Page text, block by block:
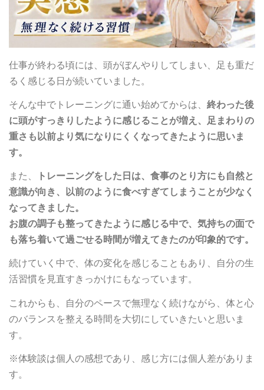
仕事が終わる頃には、頭がぼんやりしてしまい、足も重だ
るく感じる日が続いていました。
そんな中でトレーニングに通い始めてからは、 終わった後
に頭がすっきりしたように感じることが増え、足まわりの
重さも以前より気になりにくくなってきたように思いま
す。
また、
トレーニングをした日は、食事のとり方にも自然と
意識が向き、以前のように食べすぎてしまうことが少なく
なってきました。
お腹の調子も整ってきたように感じる中で、気持ちの面で
も落ち着いて過ごせる時間が増えてきたのが印象的です。
続けていく中で、体の変化を感じることもあり、自分の生
活習慣を見直すきっかけにもなっています。
これからも、自分のペースで無理なく続けながら、体と心
のバランスを整える時間を大切にしていきたいと思いま
す。
※体験談は個人の感想であり、感じ方には個人差がありま
す。